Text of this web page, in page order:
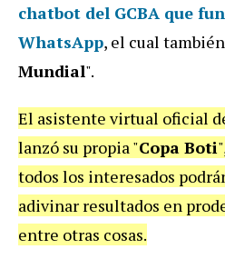
chatbot del GCBA que
WhatsApp, el cual
Mundial".
El asistente virtual oficial
lanzó su propia "Copa Boti
todos los interesados
adivinar resultados en
entre otras cosas.